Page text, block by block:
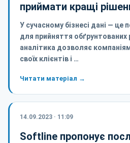
приймати кращі
У сучасному бізнесі дані — це
для прийняття обґрунтованих
аналітика дозволяє
своїх клієнтів і …
Читати матеріал →
14.09.2023 · 11:09
Softline пропонує